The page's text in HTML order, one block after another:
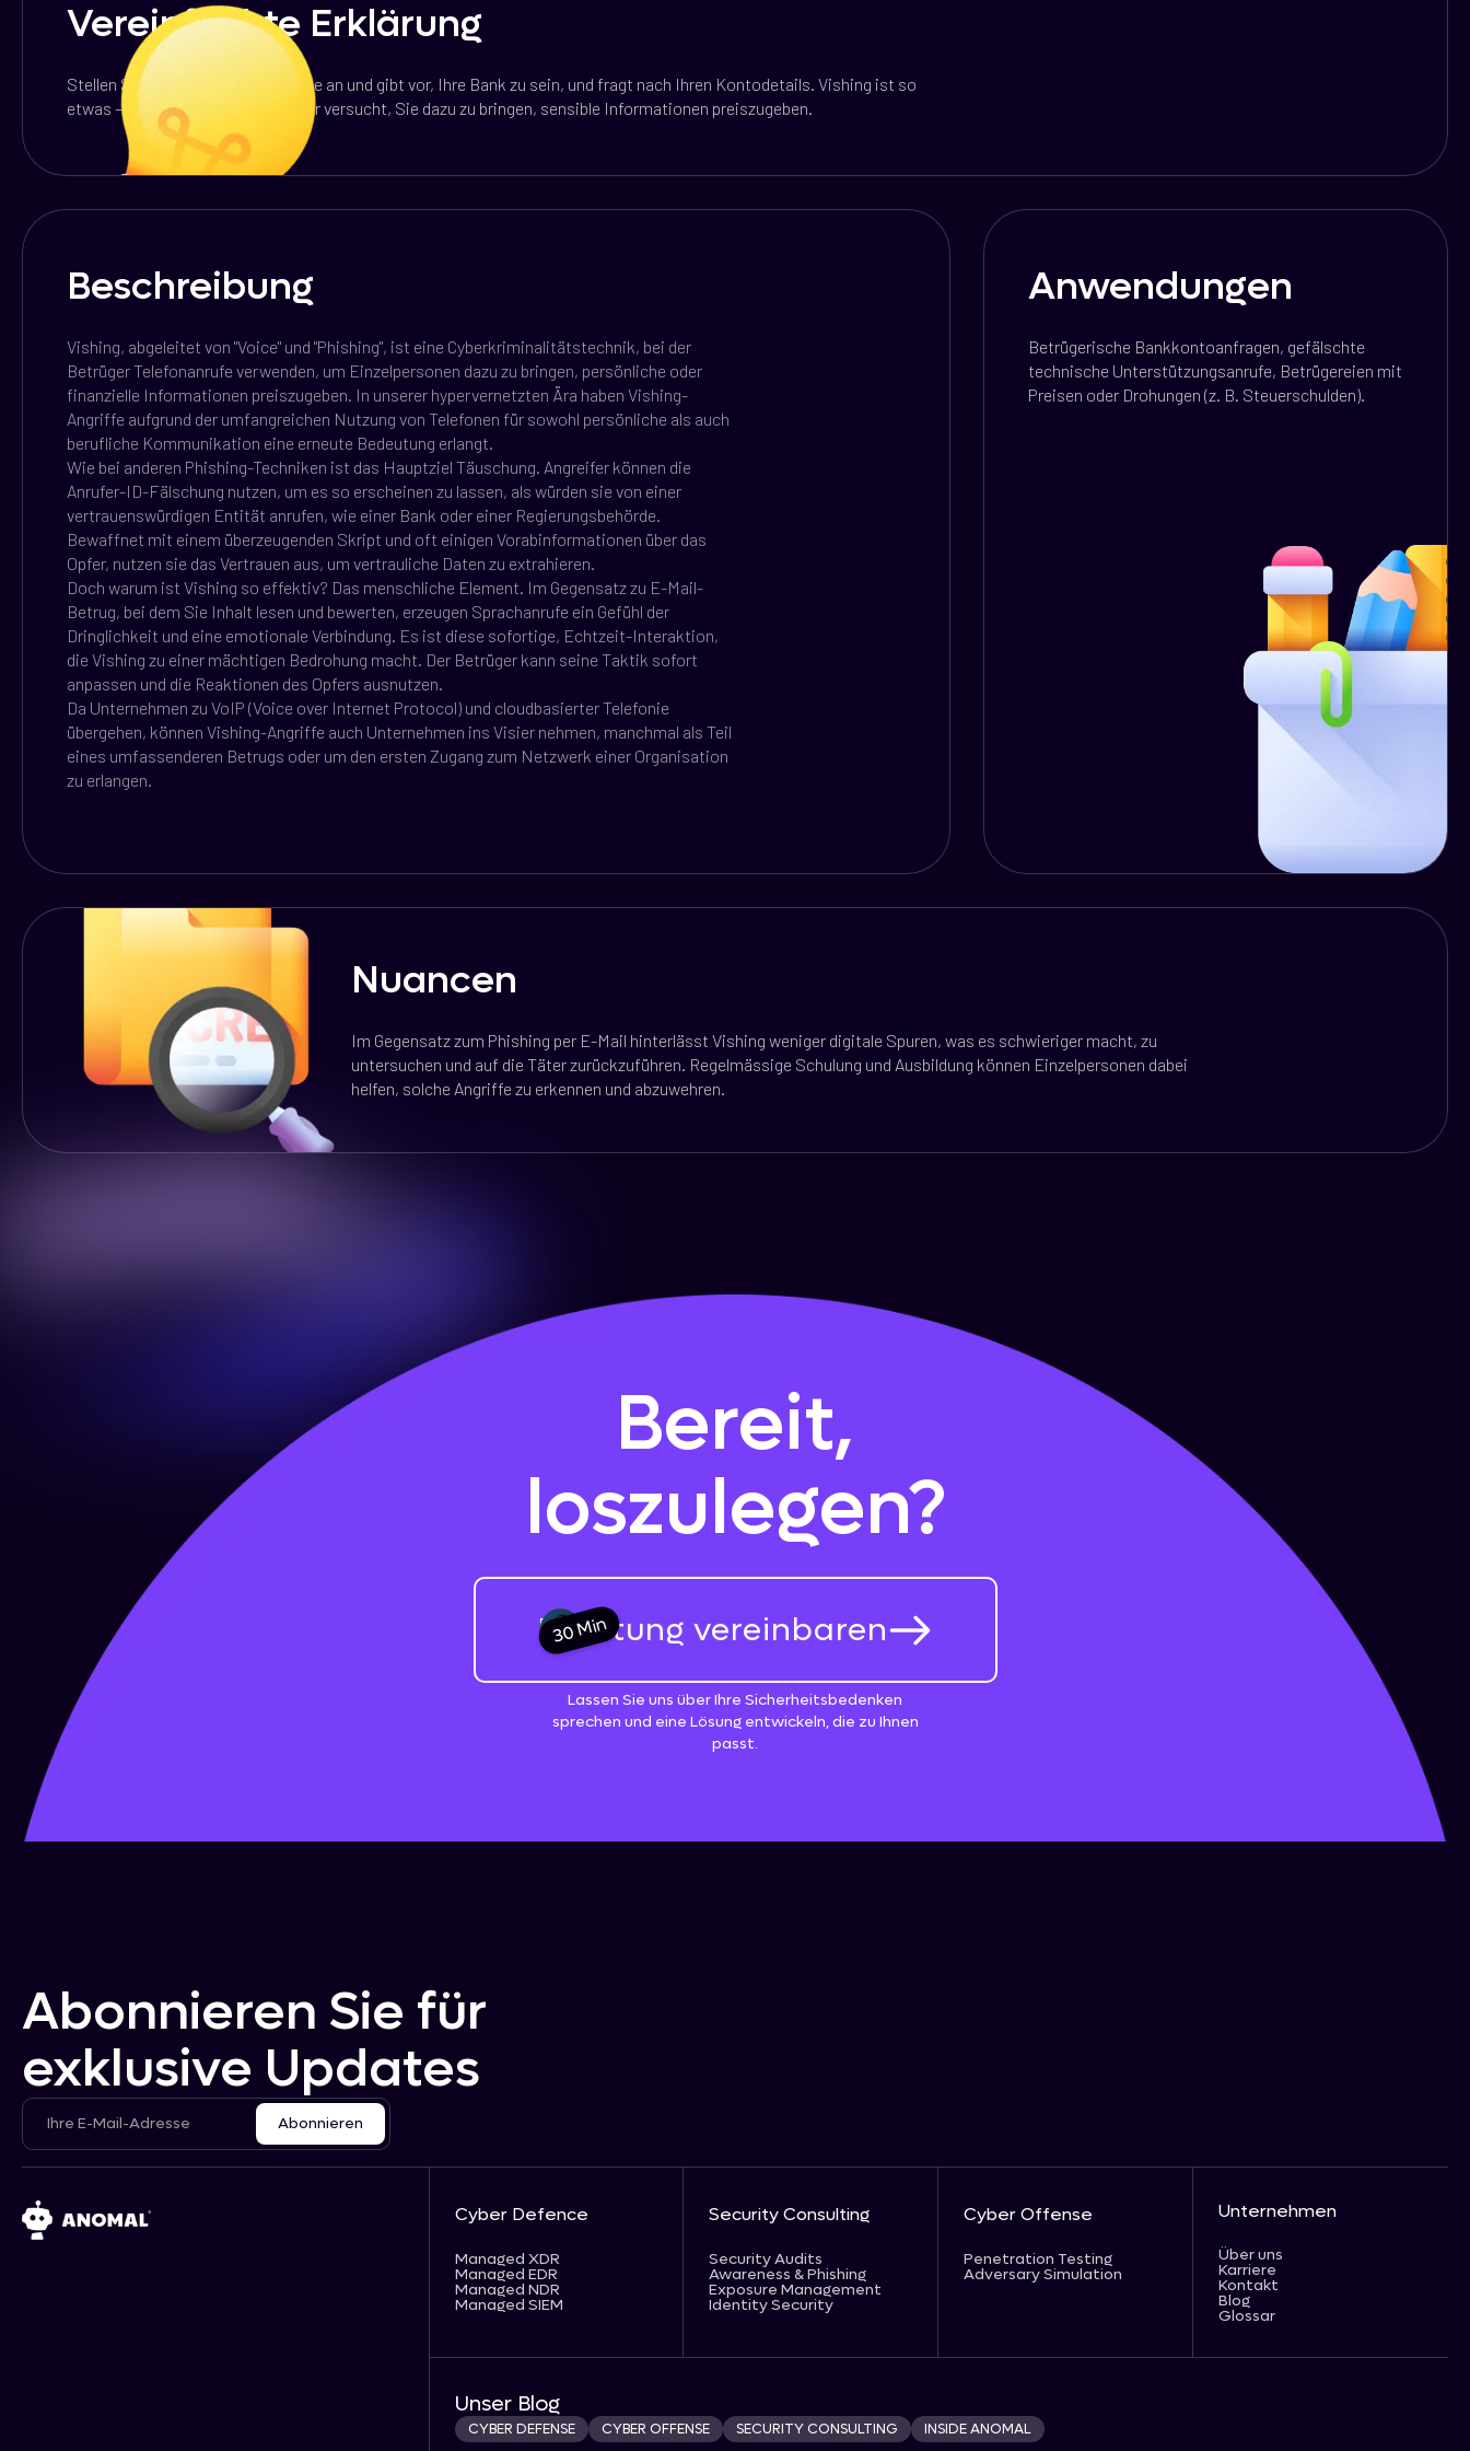
Vereinfachte Erklärung
Stellen Sie sich vor, jemand ruft Sie an und gibt vor, Ihre Bank zu sein, und fragt nach Ihren Kontodetails. Vishing ist so
etwas – es ist ein Betrugsanruf, der versucht, Sie dazu zu bringen, sensible Informationen preiszugeben.
Nuancen
Im Gegensatz zum Phishing per E-Mail hinterlässt Vishing weniger digitale Spuren, was es schwieriger macht, zu
untersuchen und auf die Täter zurückzuführen. Regelmässige Schulung und Ausbildung können Einzelpersonen dabei
helfen, solche Angriffe zu erkennen und abzuwehren.
Anwendungen
Betrügerische Bankkontoanfragen, gefälschte
technische Unterstützungsanrufe, Betrügereien mit
Preisen oder Drohungen (z. B. Steuerschulden).
Beschreibung
Vishing, abgeleitet von "Voice" und "Phishing", ist eine Cyberkriminalitätstechnik, bei der
Betrüger Telefonanrufe verwenden, um Einzelpersonen dazu zu bringen, persönliche oder
finanzielle Informationen preiszugeben. In unserer hypervernetzten Ära haben Vishing-
Angriffe aufgrund der umfangreichen Nutzung von Telefonen für sowohl persönliche als auch
berufliche Kommunikation eine erneute Bedeutung erlangt.
Wie bei anderen Phishing-Techniken ist das Hauptziel Täuschung. Angreifer können die
Anrufer-ID-Fälschung nutzen, um es so erscheinen zu lassen, als würden sie von einer
vertrauenswürdigen Entität anrufen, wie einer Bank oder einer Regierungsbehörde.
Bewaffnet mit einem überzeugenden Skript und oft einigen Vorabinformationen über das
Opfer, nutzen sie das Vertrauen aus, um vertrauliche Daten zu extrahieren.
Doch warum ist Vishing so effektiv? Das menschliche Element. Im Gegensatz zu E-Mail-
Betrug, bei dem Sie Inhalt lesen und bewerten, erzeugen Sprachanrufe ein Gefühl der
Dringlichkeit und eine emotionale Verbindung. Es ist diese sofortige, Echtzeit-Interaktion,
die Vishing zu einer mächtigen Bedrohung macht. Der Betrüger kann seine Taktik sofort
anpassen und die Reaktionen des Opfers ausnutzen.
Da Unternehmen zu VoIP (Voice over Internet Protocol) und cloudbasierter Telefonie
übergehen, können Vishing-Angriffe auch Unternehmen ins Visier nehmen, manchmal als Teil
eines umfassenderen Betrugs oder um den ersten Zugang zum Netzwerk einer Organisation
zu erlangen.
Bereit,
loszulegen?
Beratung vereinbaren
30 Min
Lassen Sie uns über Ihre Sicherheitsbedenken
sprechen und eine Lösung entwickeln, die zu Ihnen
passt.
Abonnieren Sie für
exklusive Updates
Cyber Defence
Managed XDR
Managed EDR
Managed NDR
Managed SIEM
Security Consulting
Security Audits
Awareness & Phishing
Exposure Management
Identity Security
Cyber Offense
Penetration Testing
Adversary Simulation
Unternehmen
Über uns
Karriere
Kontakt
Blog
Glossar
Unser Blog
CYBER DEFENSE CYBER OFFENSE SECURITY CONSULTING INSIDE ANOMAL